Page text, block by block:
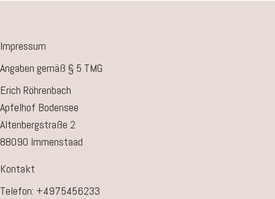
Impressum
Angaben gemäß § 5 TMG
Erich Röhrenbach
Apfelhof Bodensee
Altenbergstraße 2
88090 Immenstaad
Kontakt
Telefon: +4975456233